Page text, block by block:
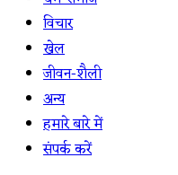
विचार
खेल
जीवन-शैली
अन्य
हमारे बारे में
संपर्क करें